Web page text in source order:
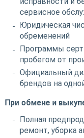
сервисное
Юридическая
обременений
Программы
пробегом от
Официальный
брендов на
При обмене и
Полная
ремонт, уборка